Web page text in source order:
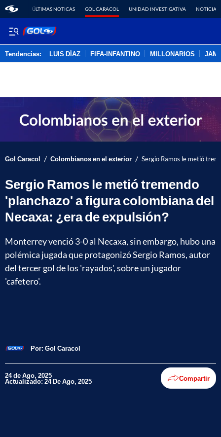
ÚLTIMAS NOTICAS GOL CARACOL UNIDAD INVESTIGATIVA NOTICIAS
Tendencias: LUIS DÍAZ FIFA-INFANTINO MILLONARIOS
Gol Caracol / Colombianos en el exterior / Sergio Ramos le metió
Sergio Ramos le metió tremendo
'planchazo' a figura colombiana del
Necaxa: ¿era de expulsión?
Monterrey venció 3-0 al Necaxa, sin embargo, hubo una
polémica jugada que protagonizó Sergio Ramos, autor
del tercer gol de los 'rayados', sobre un jugador
'cafetero'.
Por: Gol Caracol
24 de Ago, 2025
Actualizado: 24 De Ago, 2025 Compartir